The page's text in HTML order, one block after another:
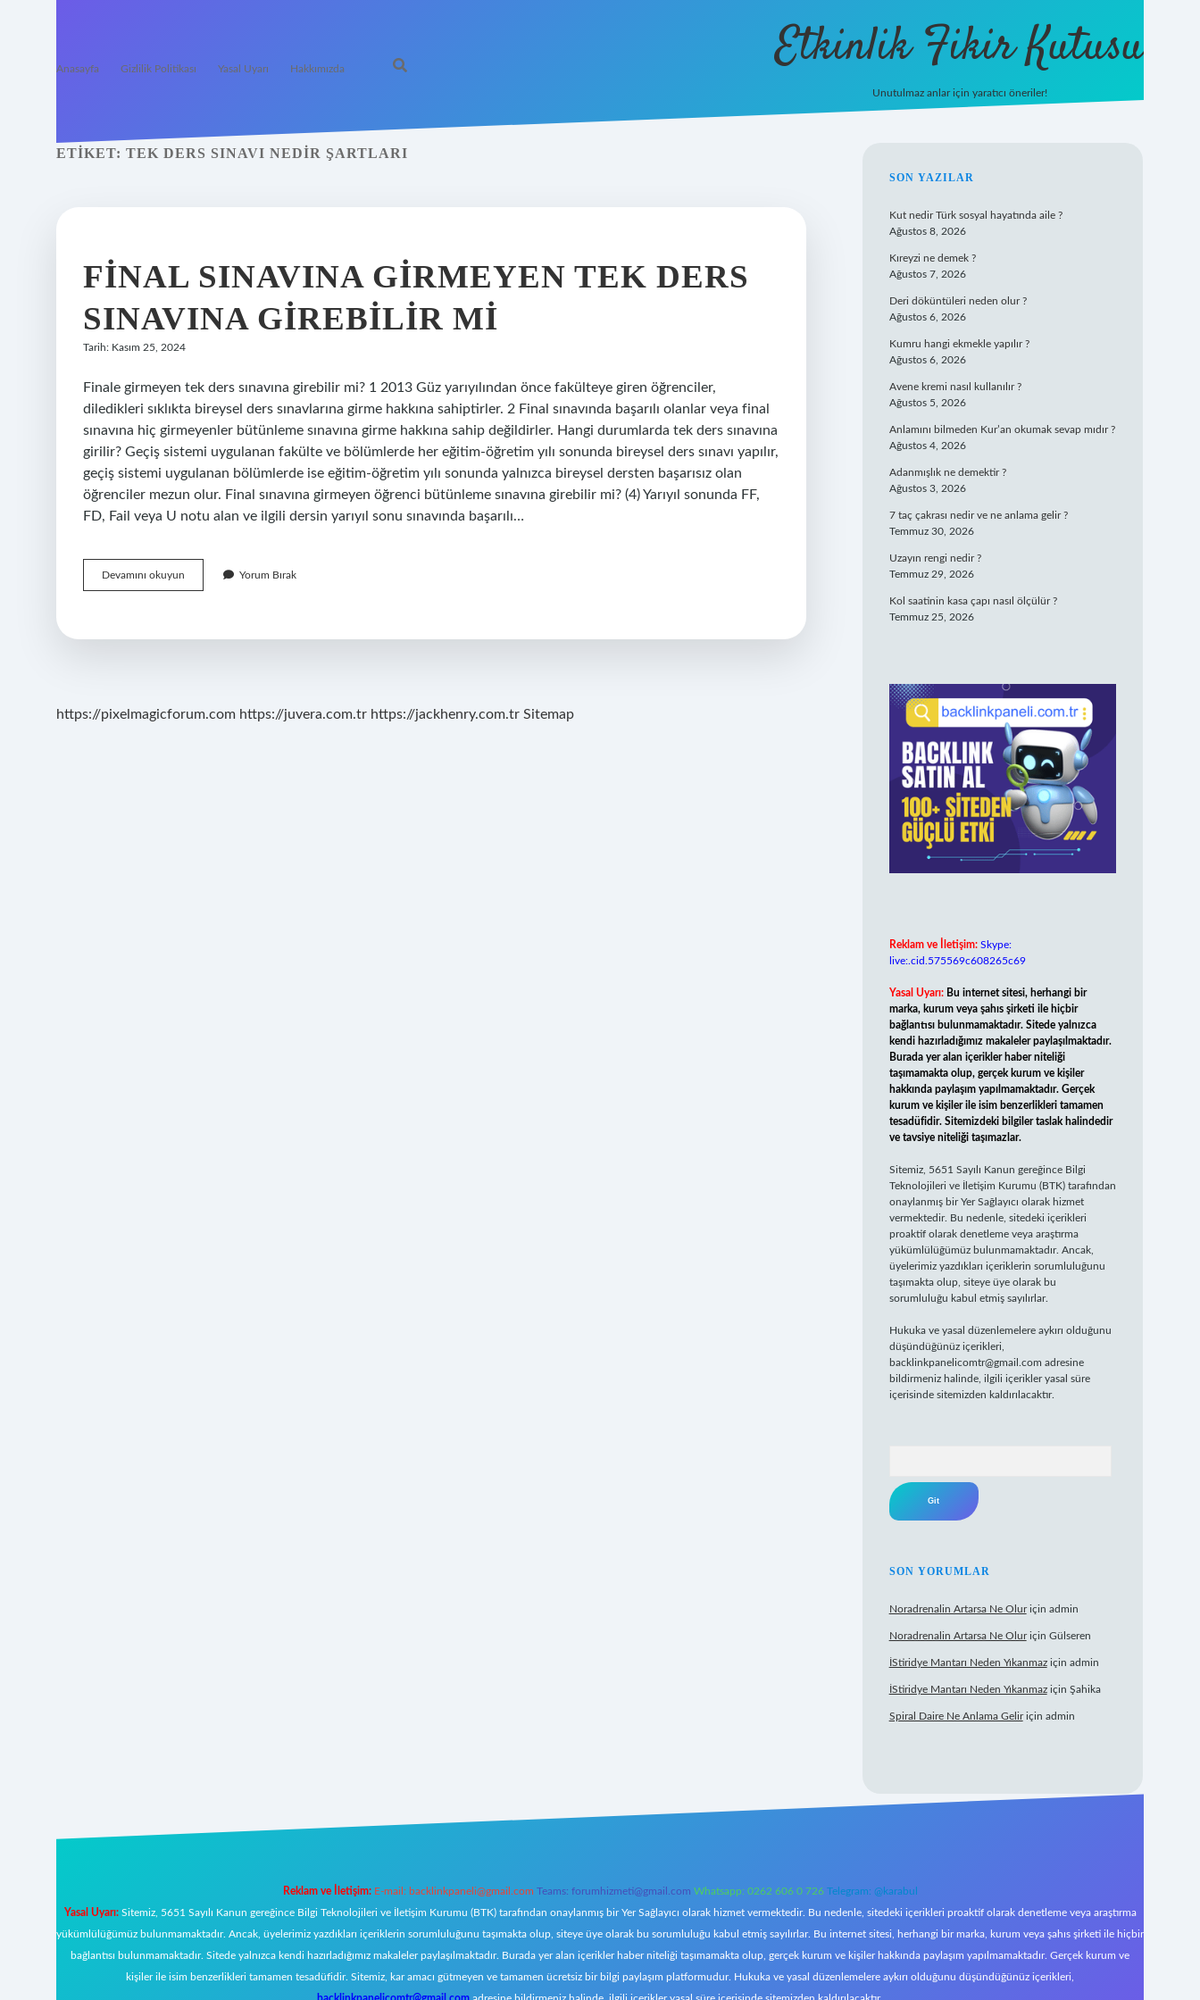
Anasayfa Gizlilik Politikası Yasal Uyarı Hakkımızda Etkinlik Fikir Kutusu
Unutulmaz anlar için yaratıcı öneriler!
ETIKET: TEK DERS SINAVI NEDIR ŞARTLARI
FINAL SINAVINA GIRMEYEN TEK DERS
SINAVINA GIREBILIR MI
Tarih: Kasım 25, 2024
Finale girmeyen tek ders sınavına girebilir mi? 1 2013 Güz yarıyılından önce fakülteye giren öğrenciler,
diledikleri sıklıkta bireysel ders sınavlarına girme hakkına sahiptirler. 2 Final sınavında başarılı olanlar veya final
sınavına hiç girmeyenler bütünleme sınavına girme hakkına sahip değildirler. Hangi durumlarda tek ders sınavına
girilir? ​Geçiş sistemi uygulanan fakülte ve bölümlerde her eğitim-öğretim yılı sonunda bireysel ders sınavı yapılır,
geçiş sistemi uygulanan bölümlerde ise eğitim-öğretim yılı sonunda yalnızca bireysel dersten başarısız olan
öğrenciler mezun olur. Final sınavına girmeyen öğrenci bütünleme sınavına girebilir mi? (4) Yarıyıl sonunda FF,
FD, Fail veya U notu alan ve ilgili dersin yarıyıl sonu sınavında başarılı…
Devamını okuyun
Sınavına
Ders
Yorum Bırak
https://pixelmagicforum.com https://juvera.com.tr https://jackhenry.com.tr Sitemap
SIDEBAR
SON YAZILAR
Kut nedir Türk sosyal hayatında aile ?
Ağustos 8, 2026
Kıreyzi ne demek ?
Ağustos 7, 2026
Deri döküntüleri neden olur ?
Ağustos 6, 2026
Kumru hangi ekmekle yapılır ?
Ağustos 6, 2026
Avene kremi nasıl kullanılır ?
Ağustos 5, 2026
Anlamını bilmeden Kur’an okumak sevap mıdır ?
Ağustos 4, 2026
Adanmışlık ne demektir ?
Ağustos 3, 2026
7 taç çakrası nedir ve ne anlama gelir ?
Temmuz 30, 2026
Uzayın rengi nedir ?
Temmuz 29, 2026
Kol saatinin kasa çapı nasıl ölçülür ?
Temmuz 25, 2026
Reklam ve İletişim: Skype:
live:.cid.575569c608265c69
Yasal Uyarı: Bu internet sitesi, herhangi bir
marka, kurum veya şahıs şirketi ile hiçbir
bağlantısı bulunmamaktadır. Sitede yalnızca
kendi hazırladığımız makaleler paylaşılmaktadır.
Burada yer alan içerikler haber niteliği
taşımamakta olup, gerçek kurum ve kişiler
hakkında paylaşım yapılmamaktadır. Gerçek
kurum ve kişiler ile isim benzerlikleri tamamen
tesadüfidir. Sitemizdeki bilgiler taslak halindedir
ve tavsiye niteliği taşımazlar.
Sitemiz, 5651 Sayılı Kanun gereğince Bilgi
Teknolojileri ve İletişim Kurumu (BTK) tarafından
onaylanmış bir Yer Sağlayıcı olarak hizmet
vermektedir. Bu nedenle, sitedeki içerikleri
proaktif olarak denetleme veya araştırma
yükümlülüğümüz bulunmamaktadır. Ancak,
üyelerimiz yazdıkları içeriklerin sorumluluğunu
taşımakta olup, siteye üye olarak bu
sorumluluğu kabul etmiş sayılırlar.
Hukuka ve yasal düzenlemelere aykırı olduğunu
düşündüğünüz içerikleri,
backlinkpanelicomtr@gmail.com adresine
bildirmeniz halinde, ilgili içerikler yasal süre
içerisinde sitemizden kaldırılacaktır.
SON YORUMLAR
Noradrenalin Artarsa Ne Oluriçin admin
Noradrenalin Artarsa Ne Oluriçin Gülseren
İStiridye Mantarı Neden Yıkanmaziçin admin
İStiridye Mantarı Neden Yıkanmaziçin Şahika
Spiral Daire Ne Anlama Geliriçin admin
Reklam ve İletişim: E-mail: backlinkpaneli@gmail.com Teams: forumhizmeti@gmail.com Whatsapp: 0262 606 0 726 Telegram: @karabul
Yasal Uyarı:Sitemiz, 5651 Sayılı Kanun gereğince Bilgi Teknolojileri ve İletişim Kurumu (BTK) tarafından onaylanmış bir Yer Sağlayıcı olarak hizmet vermektedir. Bu nedenle, sitedeki içerikleri proaktif olarak denetleme veya araştırma
yükümlülüğümüz bulunmamaktadır. Ancak, üyelerimiz yazdıkları içeriklerin sorumluluğunu taşımakta olup, siteye üye olarak bu sorumluluğu kabul etmiş sayılırlar. Bu internet sitesi, herhangi bir marka, kurum veya şahıs şirketi ile hiçbir
bağlantısı bulunmamaktadır. Sitede yalnızca kendi hazırladığımız makaleler paylaşılmaktadır. Burada yer alan içerikler haber niteliği taşımamakta olup, gerçek kurum ve kişiler hakkında paylaşım yapılmamaktadır. Gerçek kurum ve
kişiler ile isim benzerlikleri tamamen tesadüfidir. Sitemiz, kar amacı gütmeyen ve tamamen ücretsiz bir bilgi paylaşım platformudur. Hukuka ve yasal düzenlemelere aykırı olduğunu düşündüğünüz içerikleri,